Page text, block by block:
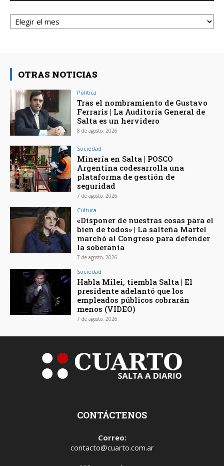
Archivos
OTRAS NOTICIAS
Política
Tras el nombramiento de Gustavo
Ferraris | La Auditoría General de
Salta es un hervidero
8 de agosto, 2026
Sociedad
Minería en Salta | POSCO
Argentina codesarrolla una
plataforma de gestión de
seguridad
7 de agosto, 2026
Cultura
«Disponer de nuestras cosas para el
bien de todos» | La salteña Martel
marchó al Congreso para defender
la soberanía
7 de agosto, 2026
Sociedad
Habla Milei, tiembla Salta | El
presidente adelantó que los
empleados públicos cobrarán
menos (VIDEO)
7 de agosto, 2026
CONTÁCTENOS
Correo:
contacto@cuarto.com.ar